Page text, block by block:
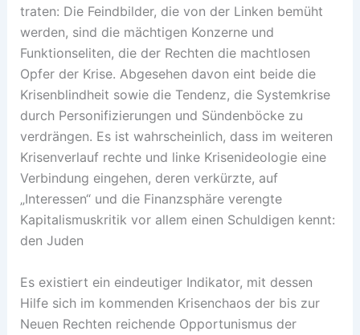
traten: Die Feindbilder, die von der Linken bemüht
werden, sind die mächtigen Konzerne und
Funktionseliten, die der Rechten die machtlosen
Opfer der Krise. Abgesehen davon eint beide die
Krisenblindheit sowie die Tendenz, die Systemkrise
durch Personifizierungen und Sündenböcke zu
verdrängen. Es ist wahrscheinlich, dass im weiteren
Krisenverlauf rechte und linke Krisenideologie eine
Verbindung eingehen, deren verkürzte, auf
„Interessen“ und die Finanzsphäre verengte
Kapitalismuskritik vor allem einen Schuldigen kennt:
den Juden
Es existiert ein eindeutiger Indikator, mit dessen
Hilfe sich im kommenden Krisenchaos der bis zur
Neuen Rechten reichende Opportunismus der